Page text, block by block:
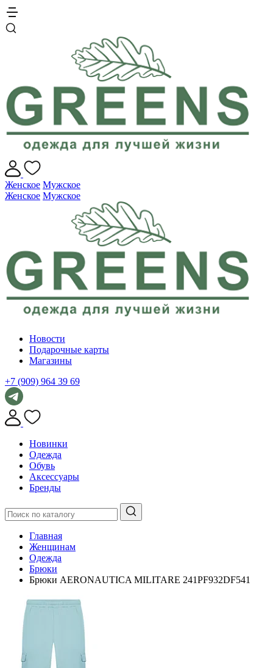
Женское Мужское
Женское Мужское
Новости
Подарочные карты
Магазины
+7 (909) 964 39 69
Новинки
Одежда
Обувь
Аксессуары
Бренды
Главная
Женщинам
Одежда
Брюки
Брюки AERONAUTICA MILITARE 241PF932DF541